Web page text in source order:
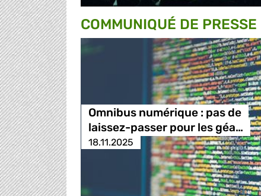
COMMUNIQUÉ DE PRESSE
Omnibus numérique : pas de
laissez-passer pour les géa…
18.11.2025